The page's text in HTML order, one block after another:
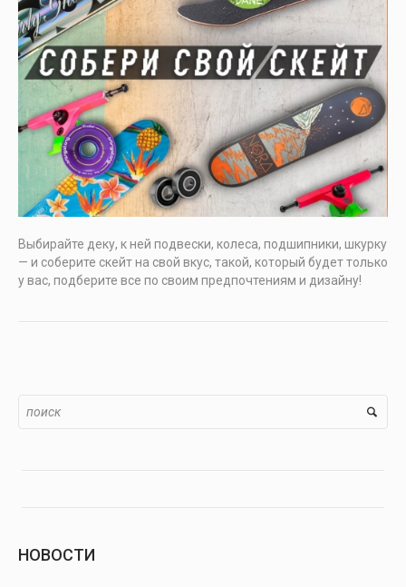
Выбирайте деку, к ней подвески, колеса, подшипники, шкурку
— и соберите скейт на свой вкус, такой, который будет только
у вас, подберите все по своим предпочтениям и дизайну!
НОВОСТИ